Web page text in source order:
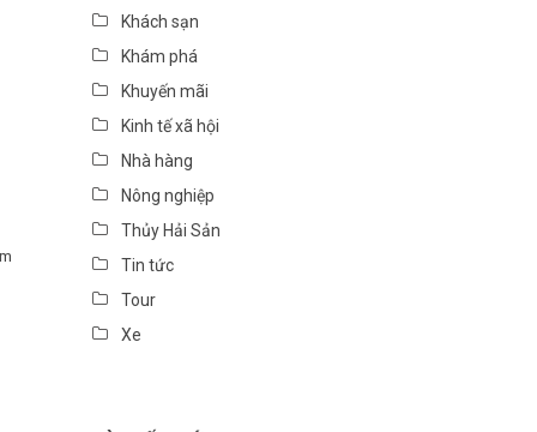
Khách sạn
Khám phá
Khuyến mãi
Kinh tế xã hội
Nhà hàng
Nông nghiệp
Thủy Hải Sản
Tin tức
Tour
Xe